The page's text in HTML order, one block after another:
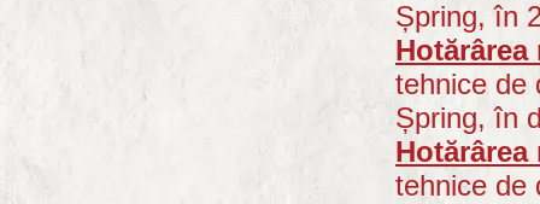
Șpring, în
Hotărârea
tehnice de
Șpring, în
Hotărârea
tehnice de